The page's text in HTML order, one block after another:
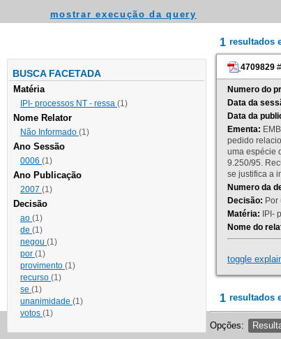
mostrar execução da query
BUSCA FACETADA
Matéria
IPI- processos NT - ressa (1)
Nome Relator
Não Informado (1)
Ano Sessão
0006 (1)
Ano Publicação
2007 (1)
Decisão
ao (1)
de (1)
negou (1)
por (1)
provimento (1)
recurso (1)
se (1)
unanimidade (1)
votos (1)
1 resultados
4709829 #
Numero do
Data da
Data da
Ementa:
pedido
uma espécie
9.250/95.
se justifica a
Numero da
Decisão:
Matéria: IPI-
Nome do
toggle
1 resultados
Opções: